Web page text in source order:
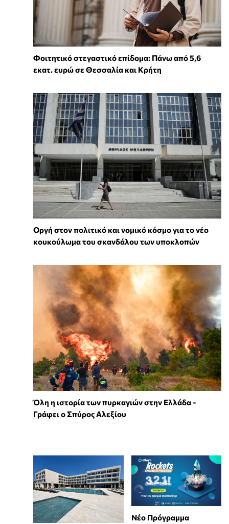
Φοιτητικό στεγαστικό επίδομα: Πάνω από 5,6
εκατ. ευρώ σε Θεσσαλία και Κρήτη
Οργή στον πολιτικό και νομικό κόσμο για το νέο
κουκούλωμα του σκανδάλου των υποκλοπών
Όλη η ιστορία των πυρκαγιών στην Ελλάδα -
Γράφει ο Σπύρος Αλεξίου
Νέο Πρόγραμμα